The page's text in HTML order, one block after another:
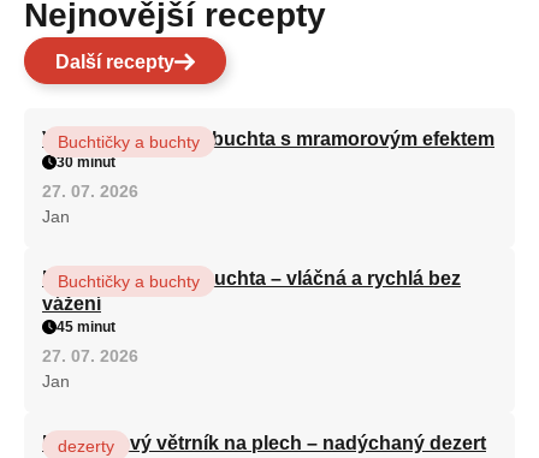
Nejnovější recepty
Další recepty
Vláčná olejová litá buchta s mramorovým efektem
Buchtičky a buchty
30 minut
27. 07. 2026
Jan
Hrnková maková buchta – vláčná a rychlá bez
vážení
Buchtičky a buchty
45 minut
27. 07. 2026
Jan
Karamelový větrník na plech – nadýchaný dezert
dezerty